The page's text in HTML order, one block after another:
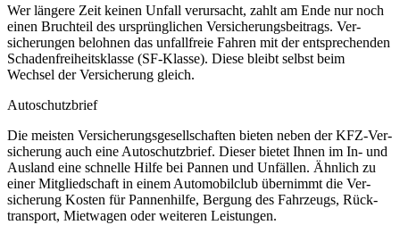
Wer längere Zeit keinen Unfall verursacht, zahlt am Ende nur noch
einen Bruch­teil des ursprünglichen Ver­sicher­ungs­beitrags. Ver­
sicher­ungen belohnen das unfall­freie Fahren mit der entsprechenden
Schaden­frei­heits­klasse (SF-Klasse). Diese bleibt selbst beim
Wechsel der Versicherung gleich.
Autoschutzbrief
Die meisten Ver­sicherungs­gesell­schaften bieten neben der KFZ-Ver­
sicher­ung auch eine Auto­schutz­brief. Dieser bietet Ihnen im In- und
Ausland eine schnelle Hilfe bei Pannen und Unfällen. Ähnlich zu
einer Mit­glied­schaft in einem Auto­mobil­club übernimmt die Ver­
sicher­ung Kosten für Pannen­hilfe, Bergung des Fahr­zeugs, Rück­
trans­port, Miet­wagen oder weiteren Leistungen.